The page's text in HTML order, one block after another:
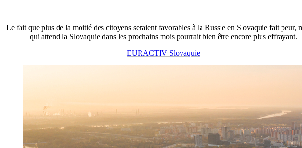
Le fait que plus de la moitié des citoyens seraient favorables à la Russie en Slovaquie fait peur,
qui attend la Slovaquie dans les prochains mois pourrait bien être encore plus effrayant.
EURACTIV Slovaquie